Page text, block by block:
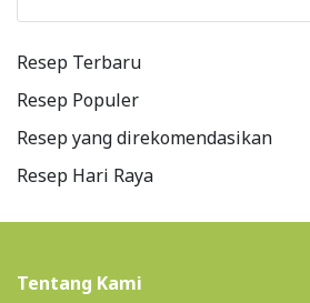
Resep Terbaru
Resep Populer
Resep yang direkomendasikan
Resep Hari Raya
Tentang Kami